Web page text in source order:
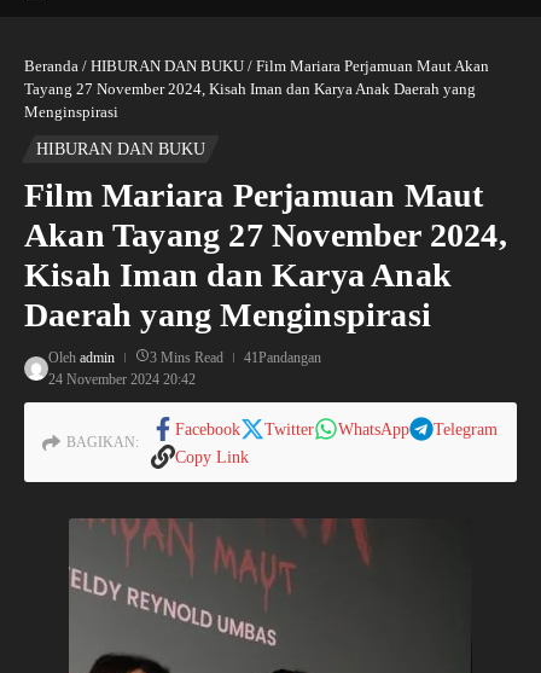
Beranda / HIBURAN DAN BUKU / Film Mariara Perjamuan Maut Akan
Tayang 27 November 2024, Kisah Iman dan Karya Anak Daerah yang
Menginspirasi
HIBURAN DAN BUKU
Film Mariara Perjamuan Maut
Akan Tayang 27 November 2024,
Kisah Iman dan Karya Anak
Daerah yang Menginspirasi
Oleh admin 3 Mins Read
41Pandangan
24 November 2024 20:42
BAGIKAN:
Facebook Twitter WhatsApp
Telegram
Copy Link